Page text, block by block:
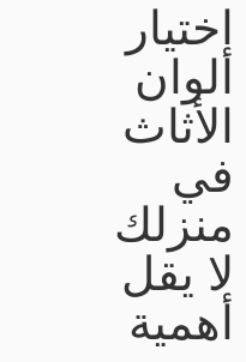
اختيار
ألوان
الأثاث
في
منزلك
لا يقل
أهمية